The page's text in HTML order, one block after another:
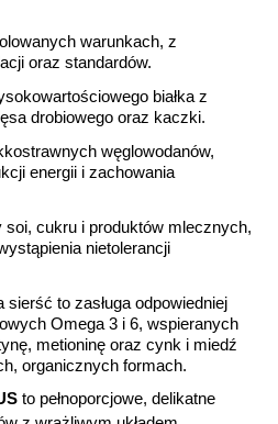
warunkach, z
oraz standardów.
białka z
drobiowego oraz kaczki.
węglowodanów,
energii i zachowania
soi, cukru i produktów mlecznych,
nietolerancji
to zasługa odpowiedniej
Omega 3 i 6, wspieranych
metioninę oraz cynk i miedź
organicznych formach.
to pełnoporcjowe, delikatne